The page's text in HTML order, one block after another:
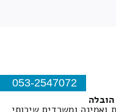
053-2547072